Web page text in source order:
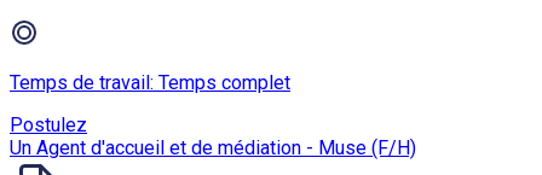
Temps de travail: Temps complet
Postulez
Un Agent d'accueil et de médiation - Muse (F/H)